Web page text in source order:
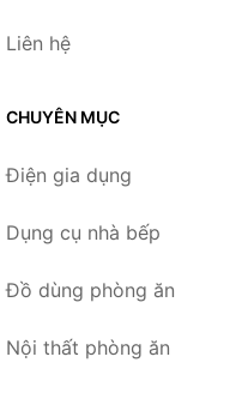
Liên hệ
CHUYÊN MỤC
Điện gia dụng
Dụng cụ nhà bếp
Đồ dùng phòng ăn
Nội thất phòng ăn